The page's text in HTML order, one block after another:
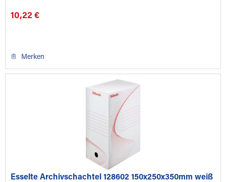
10,22 €
Merken
Esselte Archivschachtel 128602 150x250x350mm weiß